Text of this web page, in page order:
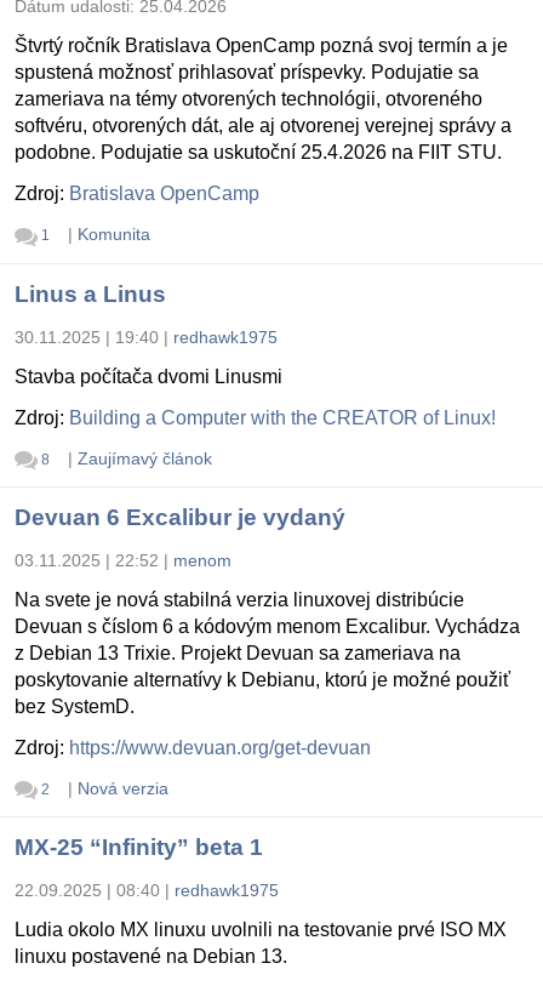
Dátum udalosti: 25.04.2026
Štvrtý ročník Bratislava OpenCamp pozná svoj termín a je
spustená možnosť prihlasovať príspevky. Podujatie sa
zameriava na témy otvorených technológii, otvoreného
softvéru, otvorených dát, ale aj otvorenej verejnej správy a
podobne. Podujatie sa uskutoční 25.4.2026 na FIIT STU.
Zdroj: Bratislava OpenCamp
1 | Komunita
Linus a Linus
30.11.2025 | 19:40 | redhawk1975
Stavba počítača dvomi Linusmi
Zdroj: Building a Computer with the CREATOR of Linux!
8 | Zaujímavý článok
Devuan 6 Excalibur je vydaný
03.11.2025 | 22:52 | menom
Na svete je nová stabilná verzia linuxovej distribúcie
Devuan s číslom 6 a kódovým menom Excalibur. Vychádza
z Debian 13 Trixie. Projekt Devuan sa zameriava na
poskytovanie alternatívy k Debianu, ktorú je možné použiť
bez SystemD.
Zdroj: https://www.devuan.org/get-devuan
2 | Nová verzia
MX-25 “Infinity” beta 1
22.09.2025 | 08:40 | redhawk1975
Ludia okolo MX linuxu uvolnili na testovanie prvé ISO MX
linuxu postavené na Debian 13.